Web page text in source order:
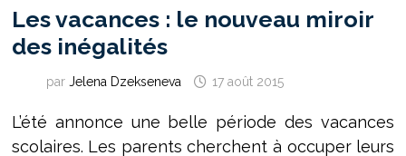
Les vacances : le nouveau miroir
des inégalités
par Jelena Dzekseneva 17 août 2015
L’été annonce une belle période des vacances
scolaires. Les parents cherchent à occuper leurs